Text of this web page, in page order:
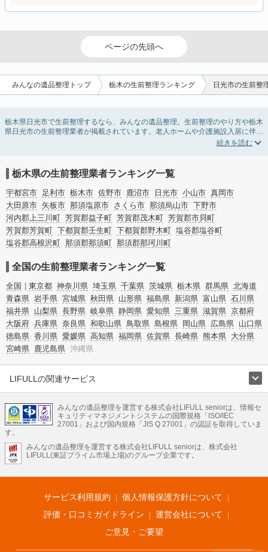
ページの先頭へ
みんなの遺品整理トップ 栃木の生前整理ランキング 日光市の生前整
栃木県日光市で生前整理するなら、みんなの遺品整理。生前整理のやり方や栃木
県日光市の生前整理業者が掲載されています。老人ホームや介護施設入居に伴う
不用品の処分・回収・引き取りから、在宅介護の介護整理や福祉住環境整理まで
ービスで絞り込み検索を利用してみましょう。
またお役立ち情報も豊富なので終活でエンディングノートの選び方や、整理整
頓・老前整理・生前整理のコツについてもチェックしてみてください。
栃木県の生前整理業者ランキング一覧
宇都宮市 足利市 栃木市 佐野市 鹿沼市 日光市 小山市 真岡市
大田原市 矢板市 那須塩原市 さくら市 那須烏山市 下野市
河内郡上三川町 芳賀郡益子町 芳賀郡茂木町 芳賀郡市貝町
芳賀郡芳賀町 下都賀郡壬生町 下都賀郡野木町 塩谷郡塩谷町
塩谷郡高根沢町 那須郡那須町 那須郡那珂川町
全国の生前整理業者ランキング一覧
全国 東京都 神奈川県 埼玉県 千葉県 茨城県 栃木県 群馬県 北海道
青森県 岩手県 宮城県 秋田県 山形県 福島県 新潟県 富山県 石川県
福井県 山梨県 長野県 岐阜県 静岡県 愛知県 三重県 滋賀県 京都府
大阪府 兵庫県 奈良県 和歌山県 鳥取県 島根県 岡山県 広島県 山口県
徳島県 香川県 愛媛県 高知県 福岡県 佐賀県 長崎県 熊本県 大分県
宮崎県 鹿児島県 沖縄県
LIFULLの関連サービス
不動産・住宅
引越し 老人ホーム 地方創生 ママの就労支援
不動産クラウドファンディング 遺品整理 老後の暮らし情報
LIFULL HOME'Sのサービス
不動産・住宅
不動産査定 マンション専門売却査定 不動産投資 アドバイザー
不動産アーカイブ
空き家バンク 家賃相場 不動産会社
まちむすび
不動産用語集 住まいのお役立ち情報
LIFULL HOME'S PRESS
アプリ 不動産データ 不動産転職
みんなの遺品整理を運営する株式会社LIFULL seniorは、情報セ
キュリティマネジメントシステムの国際規格「ISO/IEC
27001」および国内規格「JIS Q 27001」の認証を取得していま
す。
みんなの遺品整理を運営する株式会社LIFULL seniorは、株式会社
LIFULL(東証プライム市場上場)のグループ企業です。
サービス利用規約
個人情報保護方針について
評価・口コミガイドライン
運営会社について
ご意見・ご要望